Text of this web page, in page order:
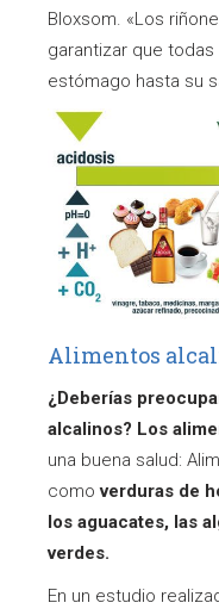
Bloxsom. «Los
garantizar que
estómago hasta su
Alimentos
¿Deberías
alcalinos? Los
una buena salud:
comoverduras de
los aguacates, las
verdes.
En un estudio